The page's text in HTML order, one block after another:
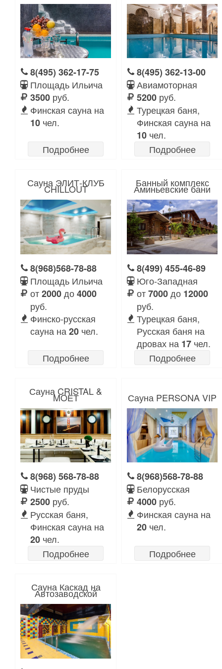
8(495) 362-17-75
Площадь Ильича
3500 руб.
Финская сауна на
10 чел.
Подробнее
8(495) 362-13-00
Авиамоторная
5200 руб.
Турецкая баня,
Финская сауна на
10 чел.
Подробнее
Сауна ЭЛИТ-КЛУБ
CHILLOUT
8(968)568-78-88
Площадь Ильича
от2000до4000
руб.
Финско-русская
сауна на 20 чел.
Подробнее
Банный комплекс
Аминьевские бани
8(499) 455-46-89
Юго-Западная
от7000до 12000
руб.
Турецкая баня,
Русская баня на
дровах на 17 чел.
Подробнее
Сауна CRISTAL &
MOЁТ
8(968) 568-78-88
Чистые пруды
2500 руб.
Русская баня,
Финская сауна на
20 чел.
Подробнее
Сауна PERSONA VIP
8(968)568-78-88
Белорусская
4000 руб.
Финская сауна на
20 чел.
Подробнее
Сауна Каскад на
Автозаводской